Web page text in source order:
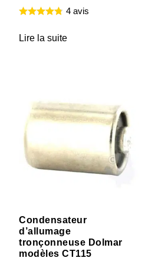
4 avis
Lire la suite
Condensateur
d’allumage
tronçonneuse Dolmar
modèles CT115